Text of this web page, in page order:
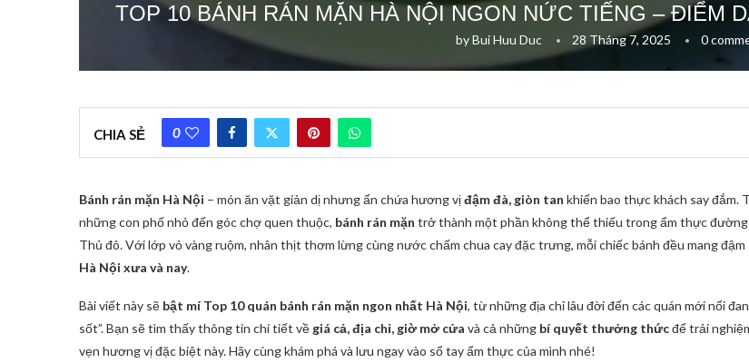
TOP 10 BÁNH RÁN MẶN HÀ NỘI NGON NỨC TIẾNG – ĐIỂM
byBui Huu Duc 28 Tháng 7, 2025 0
CHIA SẺ 0
Bánh rán mặn Hà Nội – món ăn vặt giản dị nhưng ẩn chứa hương vịđậm đà, giòn tan khiến bao thực khách say đắm.
những con phố nhỏ đến góc chợ quen thuộc, bánh rán mặn trở thành một phần không thể thiếu trong ẩm thực
Thủ đô. Với lớp vỏ vàng ruộm, nhân thịt thơm lừng cùng nước chấm chua cay đặc trưng, mỗi chiếc bánh đều mang đậm
Hà Nội xưa và nay.
Bài viết này sẽ bật mí Top 10 quán bánh rán mặn ngon nhất Hà Nội, từ những địa chỉ lâu đời đến các quán mới nổi
sốt”. Bạn sẽ tìm thấy thông tin chi tiết về giá cả, địa chỉ, giờ mở cửa và cả những bí quyết thưởng thứcđể trải
vẹn hương vị đặc biệt này. Hãy cùng khám phá và lưu ngay vào sổ tay ẩm thực của mình nhé!